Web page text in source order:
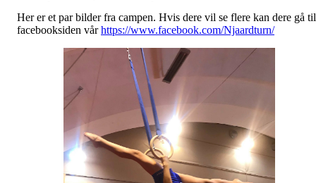
Her er et par bilder fra campen. Hvis dere vil se flere kan dere gå til
facebooksiden vårhttps://www.facebook.com/Njaardturn/